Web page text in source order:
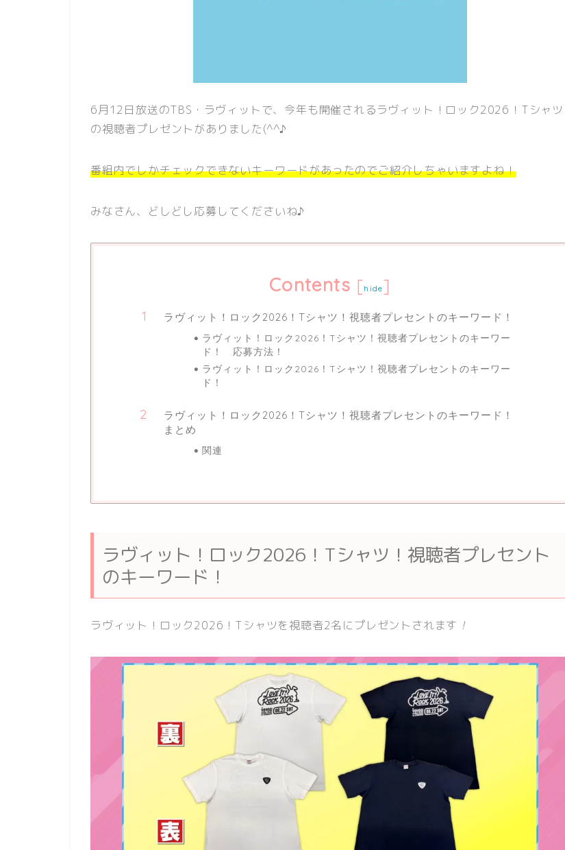
6月12日放送のTBS・ラヴィットで、今年も開催されるラヴィット！ロック2026！Tシャツ
の視聴者プレゼントがありました(^^♪
番組内でしかチェックできないキーワードがあったのでご紹介しちゃいますよね！
みなさん、どしどし応募してくださいね♪
Contents [hide]
ラヴィット！ロック2026！Tシャツ！視聴者プレセントのキーワード！
ラヴィット！ロック2026！Tシャツ！視聴者プレセントのキーワー
ド！ 応募方法！
ラヴィット！ロック2026！Tシャツ！視聴者プレセントのキーワー
ド！
ラヴィット！ロック2026！Tシャツ！視聴者プレセントのキーワード！
まとめ
関連
ラヴィット！ロック2026！Tシャツ！視聴者プレセント
のキーワード！
ラヴィット！ロック2026！Tシャツを視聴者2名にプレゼントされます ！